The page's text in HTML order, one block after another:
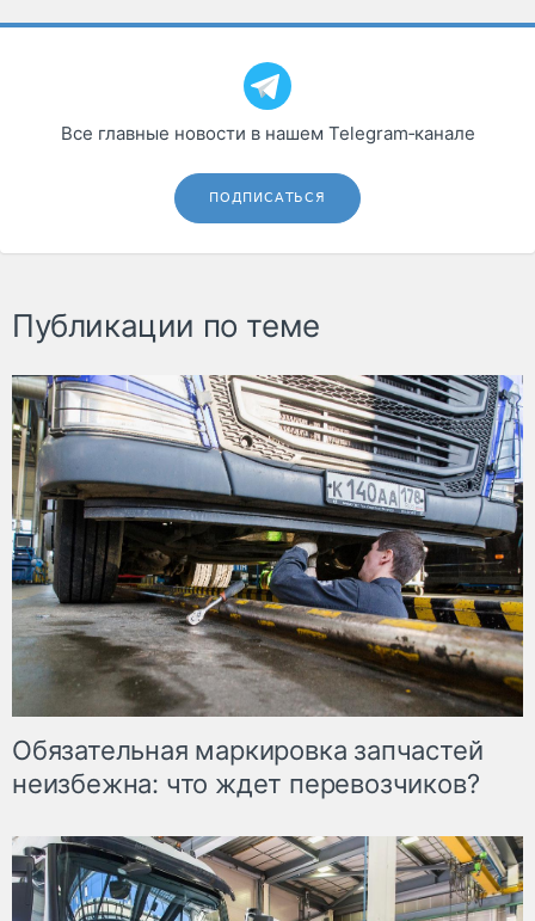
Все главные новости в нашем Telegram‑канале
ПОДПИСАТЬСЯ
Публикации по теме
Обязательная маркировка запчастей
неизбежна: что ждет перевозчиков?